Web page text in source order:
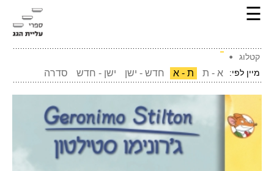
☰
קטלוג
מיין לפי:
א - ת ת - א חדש - ישן ישן - חדש סדרה